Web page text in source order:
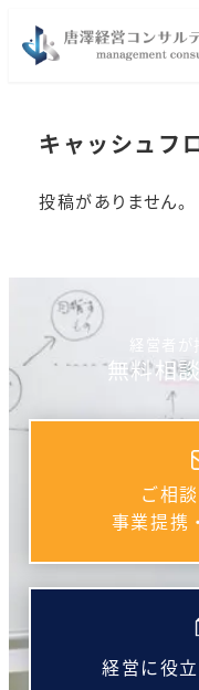
キャッシュフ
投稿がありません。
経営者
無料相
ご相
事業提携
経営に役